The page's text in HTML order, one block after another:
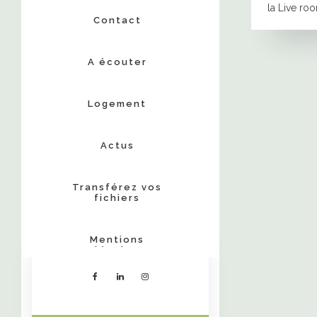
Contact
A écouter
Logement
Actus
Transférez vos
fichiers
Mentions
légales
la Live